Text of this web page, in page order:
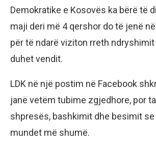
Demokratike e Kosovës ka bërë të
maji deri më 4 qershor do të jenë
për të ndarë viziton rreth
duhet vendit.
LDK në një postim në Facebook
janë vetëm tubime zgjedhore, por
shpresës, bashkimit dhe besimit se
mundet më shumë.